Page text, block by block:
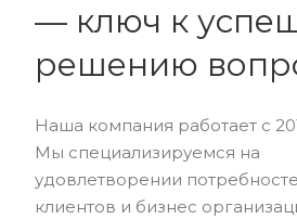
— ключ к
решению
Наша компания работает с
Мы специализируемся на
удовлетворении
клиентов и бизнес